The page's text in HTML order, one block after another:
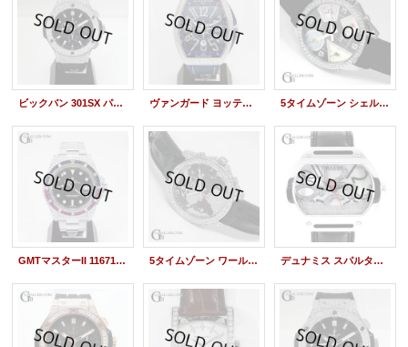
ビックバン 301SX パヴェダイヤ グミアリゲーター ヴァンガード ヨッティング V45SCDT パヴェダイヤ 5タイムゾーン シェル盤 ダイヤベゼル
GMTマスターII 116710LM ランダム/後期モデル 5タイムゾーン ワールドマップ パヴェダイヤ デュナミス スパルタン シェル ダイヤ SP-S2